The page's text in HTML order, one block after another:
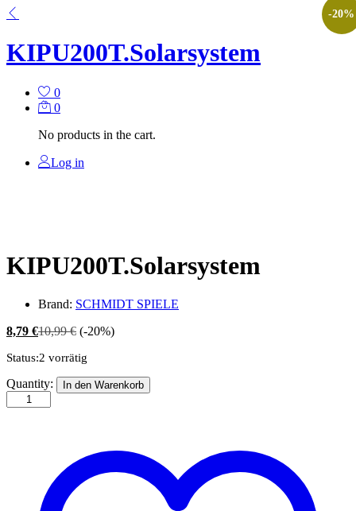
KIPU200T.Solarsystem
0
0
No products in the cart.
Log in
KIPU200T.Solarsystem
Brand: SCHMIDT SPIELE
8,79 €10,99€ (-20%)
Status:2 vorrätig
KIPU200T.Solarsystem
quantity
Quantity: In den Warenkorb
-20%